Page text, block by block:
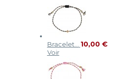
Bracelet... 10,00 €
Voir